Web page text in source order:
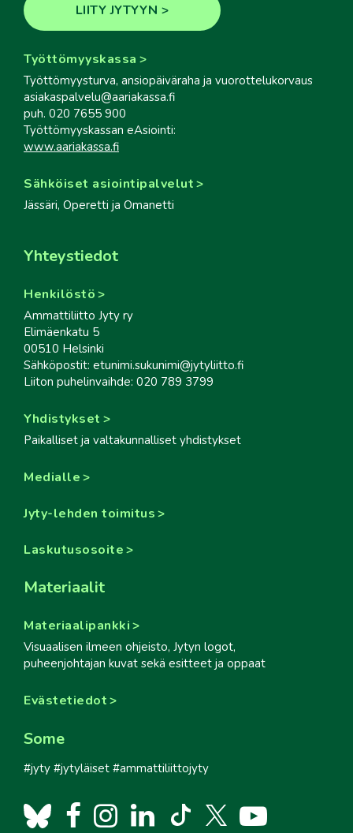
LIITY JYTYYN
Työttömyyskassa
Työttömyysturva, ansiopäiväraha ja vuorottelukorvaus
asiakaspalvelu@aariakassa.fi
puh. 020 7655 900
Työttömyyskassan eAsiointi:
www.aariakassa.fi
Sähköiset asiointipalvelut
Jässäri, Operetti ja Omanetti
Yhteystiedot
Henkilöstö
Ammattiliitto Jyty ry
Elimäenkatu 5
00510 Helsinki
Sähköpostit: etunimi.sukunimi@jytyliitto.fi
Liiton puhelinvaihde: 020 789 3799
Yhdistykset
Paikalliset ja valtakunnalliset yhdistykset
Medialle
Jyty-lehden toimitus
Laskutusosoite
Materiaalit
Materiaalipankki
Visuaalisen ilmeen ohjeisto, Jytyn logot,
puheenjohtajan kuvat sekä esitteet ja oppaat
Evästetiedot
Some
#jyty #jytyläiset #ammattiliittojyty